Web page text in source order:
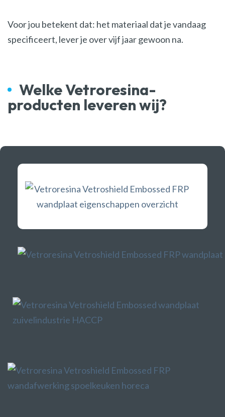
Voor jou betekent dat: het materiaal dat je vandaag
specificeert, lever je over vijf jaar gewoon na.
Welke Vetroresina-
producten leveren wij?